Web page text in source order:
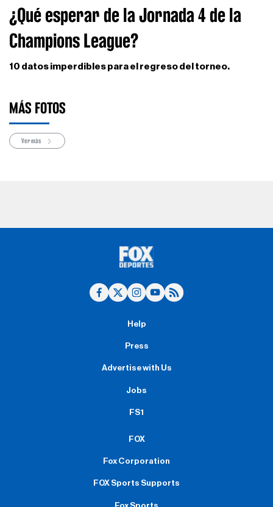
¿Qué esperar de la Jornada 4 de la
Champions League?
10 datos imperdibles para el regreso del torneo.
MÁS FOTOS
Ver más
Help
Press
Advertise with Us
Jobs
FS1
FOX
Fox Corporation
FOX Sports Supports